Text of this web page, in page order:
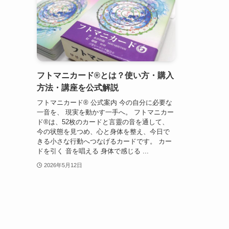
フトマニカード®とは？使い方・購入
方法・講座を公式解説
フトマニカード® 公式案内 今の自分に必要な
一音を、 現実を動かす一手へ。 フトマニカー
ド®は、52枚のカードと言靈の音を通して、
今の状態を見つめ、心と身体を整え、今日で
きる小さな行動へつなげるカードです。 カー
ドを引く 音を唱える 身体で感じる ...
2026年5月12日